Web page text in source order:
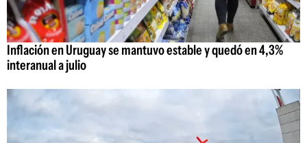
Inflación en Uruguay se mantuvo estable y quedó en 4,3%
interanual a julio